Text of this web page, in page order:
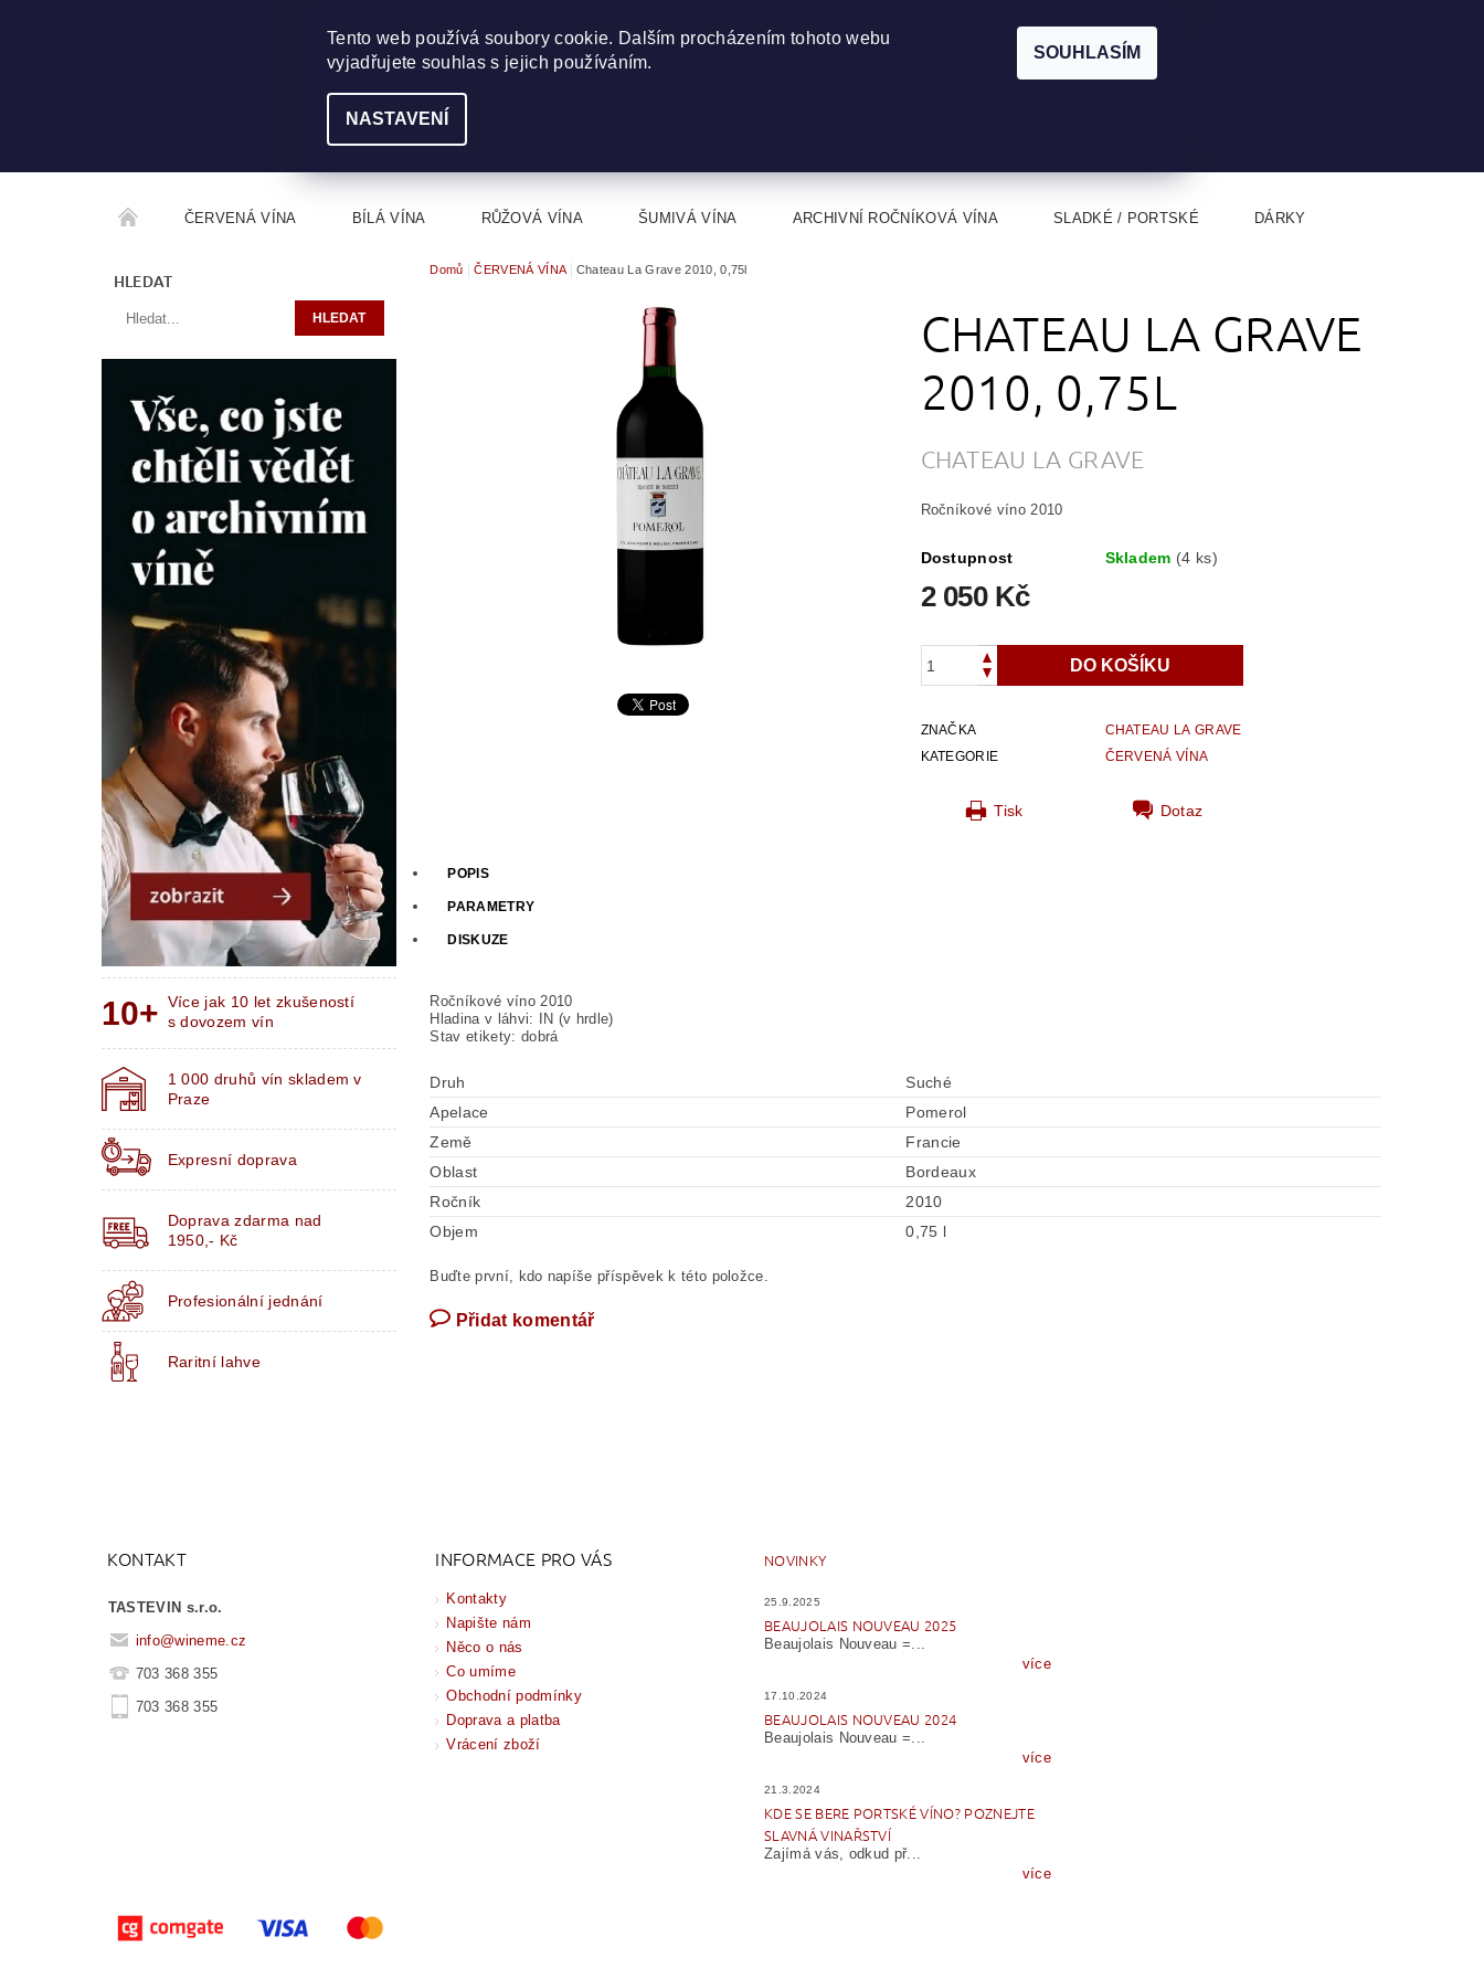
ČERVENÁ VÍNA BÍLÁ VÍNA RŮŽOVÁ VÍNA ŠUMIVÁ VÍNA ARCHIVNÍ ROČNÍKOVÁ VÍNA SLADKÉ / PORTSKÉ DÁRKY
ROČNÍKOVÝ ALKOHOL ROZCESTNÍK VÍN
HLEDAT
Více jak 10 let zkušeností
s dovozem vín
1 000 druhů vín skladem v
Praze
Expresní doprava
Doprava zdarma nad
1950,- Kč
Profesionální jednání
Raritní lahve
Domů ČERVENÁ VÍNA Chateau La Grave 2010, 0,75l
CHATEAU LA GRAVE
2010, 0,75L
CHATEAU LA GRAVE
Ročníkové víno 2010
Dostupnost Skladem (4 ks)
2 050 Kč
ZNAČKA
CHATEAU LA GRAVE
KATEGORIE
ČERVENÁ VÍNA
Tisk Dotaz
POPIS
PARAMETRY
DISKUZE
Ročníkové víno 2010
Hladina v láhvi: IN (v hrdle)
Stav etikety: dobrá
Druh
Suché
Apelace
Pomerol
Země
Francie
Oblast
Bordeaux
Ročník
2010
Objem
0,75 l
Buďte první, kdo napíše příspěvek k této položce.
Přidat komentář
KONTAKT
TASTEVIN s.r.o.
info@wineme.cz
703 368 355
703 368 355
INFORMACE PRO VÁS
Kontakty
Napište nám
Něco o nás
Co umíme
Obchodní podmínky
Doprava a platba
Vrácení zboží
NOVINKY
25.9.2025
BEAUJOLAIS NOUVEAU 2025
Beaujolais Nouveau =...
více
17.10.2024
BEAUJOLAIS NOUVEAU 2024
Beaujolais Nouveau =...
více
21.3.2024
KDE SE BERE PORTSKÉ VÍNO? POZNEJTE
SLAVNÁ VINAŘSTVÍ
Zajímá vás, odkud př...
více
Tento web používá soubory cookie. Dalším procházením tohoto webu
vyjadřujete souhlas s jejich používáním.
NASTAVENÍ
SOUHLASÍM